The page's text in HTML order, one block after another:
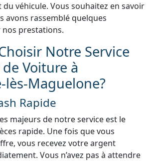
du véhicule. Vous souhaitez en savoir
avons rassemblé quelques
prestations.
Notre Service
Voiture à
lès-Maguelone?
Rapide
majeurs de notre service est le
rapide. Une fois que vous
vous recevez votre argent
Vous n’avez pas à attendre